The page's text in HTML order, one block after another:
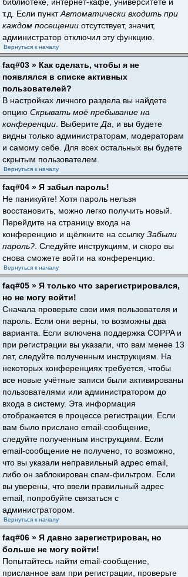
т.д. Если пунктАвтоматически входить при
каждом посещении отсутствует, значит,
администратор отключил эту функцию.
Вернуться к началу
faq#03 » Как сделать, чтобы я не
появлялся в списке активных
пользователей?
В настройках личного раздела вы найдете
опцию Скрывать моё пребывание на
конференции . Выберите Да , и вы будете
видны только администраторам, модераторам
и самому себе. Для всех остальных вы будете
скрытым пользователем.
Вернуться к началу
faq#04 » Я забыл пароль!
Не паникуйте! Хотя пароль нельзя
восстановить, можно легко получить новый.
Перейдите на страницу входа на
конференцию и щёлкните на ссылку Забыли
пароль? . Следуйте инструкциям, и скоро вы
снова сможете войти на конференцию.
Вернуться к началу
faq#05 » Я только что зарегистрировался,
но не могу войти!
Сначала проверьте свои имя пользователя и
пароль. Если они верны, то возможны два
варианта. Если включена поддержка COPPA и
при регистрации вы указали, что вам менее 13
лет, следуйте полученным инструкциям. На
некоторых конференциях требуется, чтобы
все новые учётные записи были активированы
пользователями или администратором до
входа в систему. Эта информация
отображается в процессе регистрации. Если
вам было прислано email-сообщение,
следуйте полученным инструкциям. Если
email-сообщение не получено, то возможно,
что вы указали неправильный адрес email,
либо он заблокирован спам-фильтром. Если
вы уверены, что ввели правильный адрес
email, попробуйте связаться с
администратором.
Вернуться к началу
faq#06 » Я давно зарегистрирован, но
больше не могу войти!
Попытайтесь найти email-сообщение,
присланное вам при регистрации, проверьте